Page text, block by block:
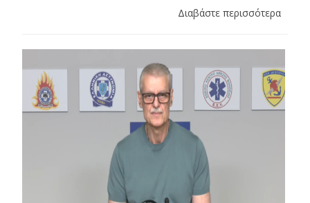
Διαβάστε περισσότερα